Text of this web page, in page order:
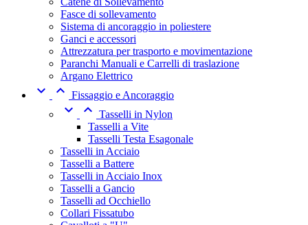
Fasce di sollevamento
Sistema di ancoraggio in poliestere
Ganci e accessori
Attrezzatura per trasporto e movimentazione
Paranchi Manuali e Carrelli di traslazione
Argano Elettrico
  Fissaggio e Ancoraggio
  Tasselli in Nylon
Tasselli a Vite
Tasselli Testa Esagonale
Tasselli in Acciaio
Tasselli a Battere
Tasselli in Acciaio Inox
Tasselli a Gancio
Tasselli ad Occhiello
Collari Fissatubo